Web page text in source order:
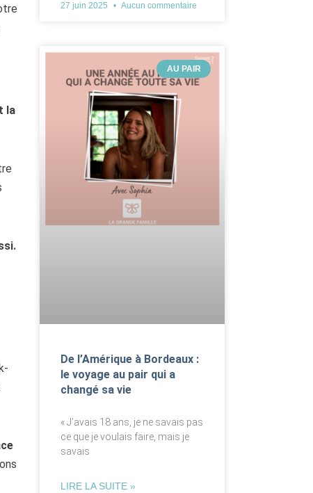
la
27 juin 2025 Aucun commentaire
AU PAIR
De l’Amérique à Bordeaux :
le voyage au pair qui a
changé sa vie
« J’avais 18 ans, je ne savais pas
ce que je voulais faire, mais je
savais
LIRE LA SUITE »